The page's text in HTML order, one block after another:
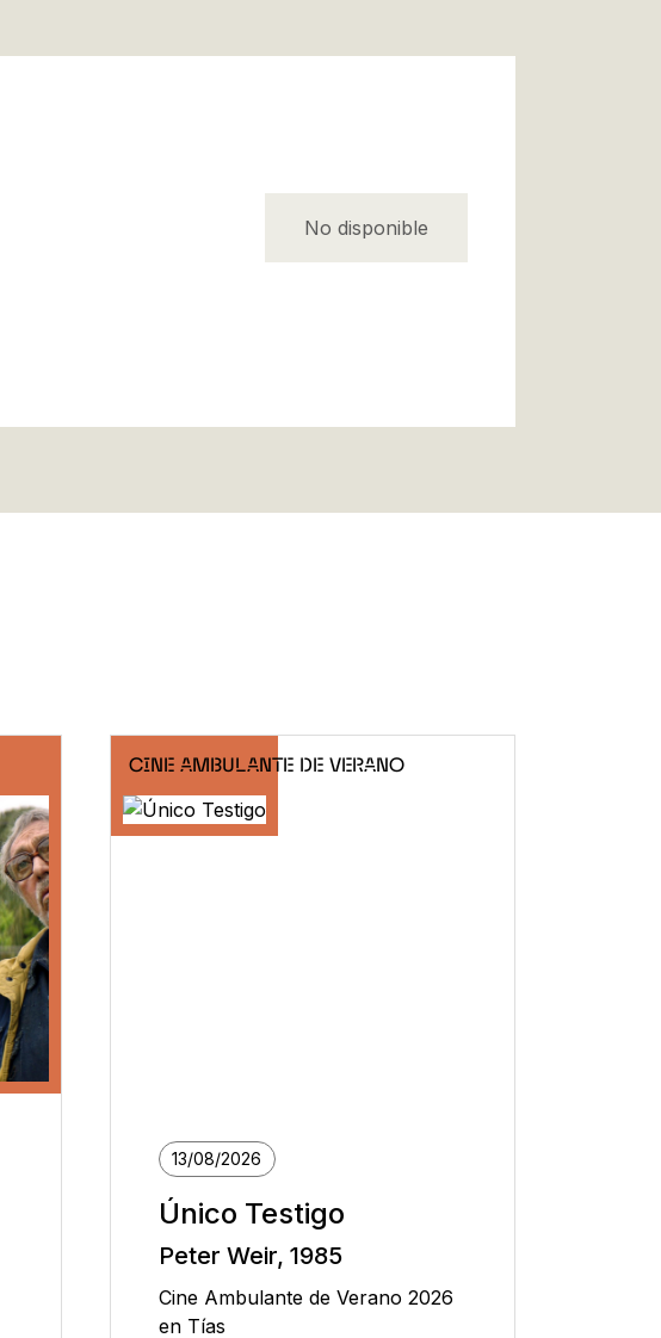
No disponible
CINE AMBULANTE DE VERANO
13/08/2026
Único Testigo
Peter Weir, 1985
Cine Ambulante de Verano 2026
en Tías